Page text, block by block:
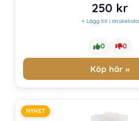
250 kr
+ Lägg till i önskelista
0 0
Köp här »
NYHET